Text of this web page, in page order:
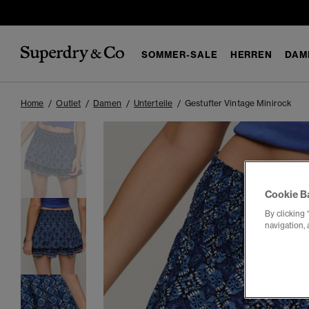
SOMMER-SALE HERREN
Home Outlet Damen Unterteile Gestufter Vintage Minirock
Cookie
By clicking
navigation,